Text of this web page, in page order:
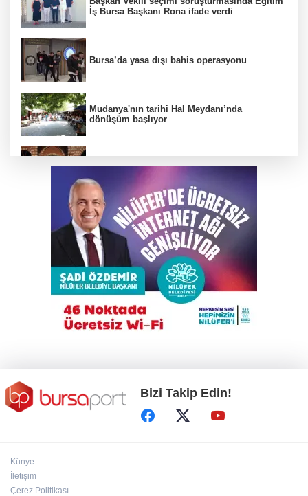
İş Bursa Başkanı Rona ifade verdi
Bursa’da yasa dışı bahis operasyonu
Mudanya'nın tarihi Hal Meydanı’nda
dönüşüm başlıyor
çalışmalarına Kapalıçarşı'dan başladı
Gökyüzü tutkunları meteor yağmuru için
Karacabey'de buluşacak
Çalıntı araçla 10 kilometre kaçtı, 380 bin TL
ceza yedi
Bursa'da tarlalık alanı ateşe veren şüpheli
yakalandı
Bizi Takip Edin!
Künye
İletişim
Çerez Politikası